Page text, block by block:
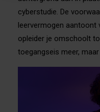
cyberstudie. De
leervermogen aantoont
opleider je omschoolt
toegangseis meer,